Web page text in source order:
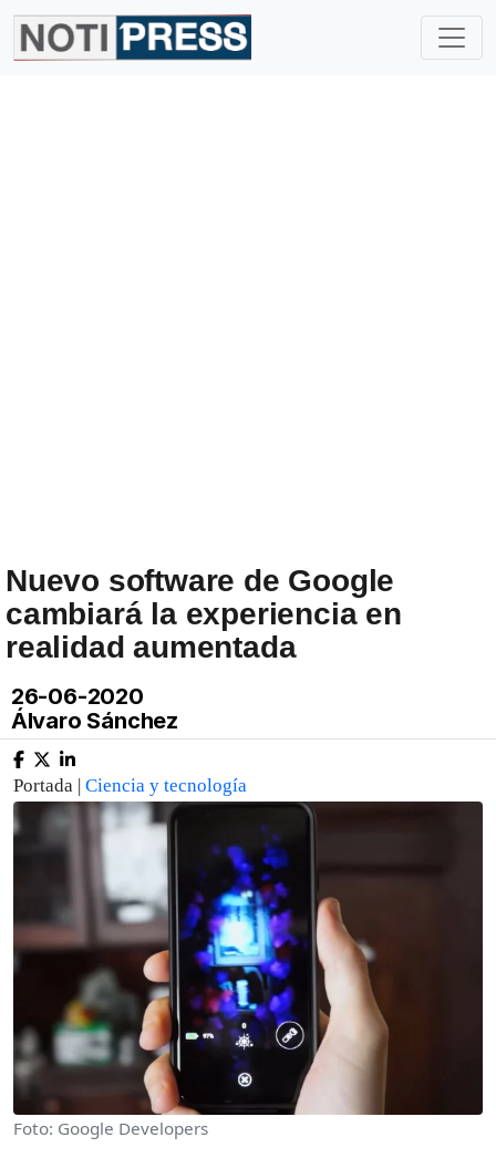
Nuevo software de Google
cambiará la experiencia en
realidad aumentada
26-06-2020
Álvaro Sánchez
Portada | Ciencia y tecnología
Foto: Google Developers